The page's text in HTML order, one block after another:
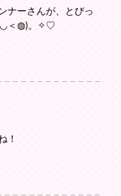
ナーさんが、とびっ
◡＜◍)。✧♡
！